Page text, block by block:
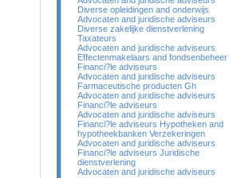
Diverse opleidingen and onderwijs
Advocaten and juridische adviseurs
Diverse zakelijke dienstverlening
Taxateurs
Advocaten and juridische adviseurs
Effectenmakelaars and fondsenbeheer
Financi?le adviseurs
Advocaten and juridische adviseurs
Farmaceutische producten Gh
Advocaten and juridische adviseurs
Financi?le adviseurs
Advocaten and juridische adviseurs
Financi?le adviseurs Hypotheken and
hypotheekbanken Verzekeringen
Advocaten and juridische adviseurs
Financi?le adviseurs Juridische
dienstverlening
Advocaten and juridische adviseurs